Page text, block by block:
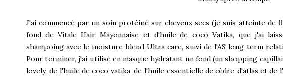
J'ai commencé par un soin protéiné sur cheveux secs (je suis atteinte de
fond de Vitale Hair Mayonnaise et d'huile de coco Vatika, que j'ai
shampoing avec le moisture blend Ultra care, suivi de l'AS long term
Pour terminer, j'ai utilisé en masque hydratant un fond (un shopping
lovely, de l'huile de coco vatika, de l'huile essentielle de cèdre d'atlas et